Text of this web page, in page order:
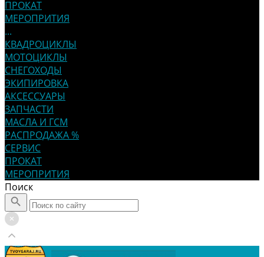
ПРОКАТ
МЕРОПРИТИЯ
...
КВАДРОЦИКЛЫ
МОТОЦИКЛЫ
СНЕГОХОДЫ
ЭКИПИРОВКА
АКСЕССУАРЫ
ЗАПЧАСТИ
МАСЛА И ГСМ
РАСПРОДАЖА %
СЕРВИС
ПРОКАТ
МЕРОПРИТИЯ
Поиск